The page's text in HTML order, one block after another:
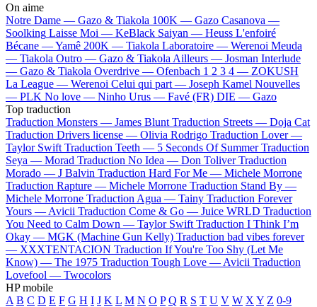
On aime
Notre Dame — Gazo & Tiakola 100K — Gazo Casanova —
Soolking Laisse Moi — KeBlack Saiyan — Heuss L'enfoiré
Bécane —Yamê 200K — Tiakola Laboratoire — Werenoi Meuda
— Tiakola Outro — Gazo & Tiakola Ailleurs — Josman Interlude
— Gazo & Tiakola Overdrive — Ofenbach 1 2 3 4 — ZOKUSH
La League — Werenoi Celui qui part — Joseph Kamel Nouvelles
— PLK No love — Ninho Urus — Favé (FR) DIE — Gazo
Top traduction
Traduction Monsters — James Blunt Traduction Streets — Doja Cat
Traduction Drivers license — Olivia Rodrigo Traduction Lover —
Taylor Swift Traduction Teeth — 5 Seconds Of Summer Traduction
Seya — Morad Traduction No Idea — Don Toliver Traduction
Morado — J Balvin Traduction Hard For Me — Michele Morrone
Traduction Rapture — Michele Morrone Traduction Stand By —
Michele Morrone Traduction Agua — Tainy Traduction Forever
Yours — Avicii Traduction Come & Go — Juice WRLD Traduction
You Need to Calm Down — Taylor Swift Traduction I Think I’m
Okay — MGK (Machine Gun Kelly) Traduction bad vibes forever
— XXXTENTACION Traduction If You're Too Shy (Let Me
Know) — The 1975 Traduction Tough Love — Avicii Traduction
Lovefool — Twocolors
HP mobile
A B C D E F G H I J K L M N O P Q R S T U V W X Y Z 0-9